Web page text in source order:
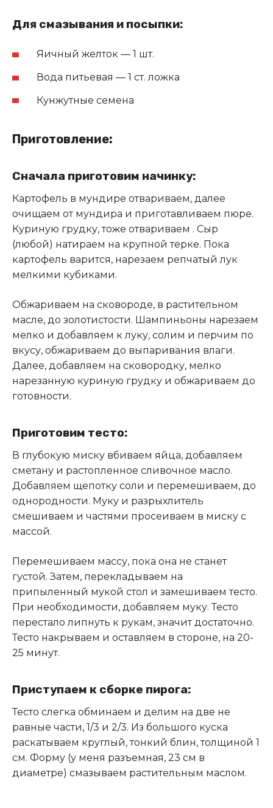
Для смазывания и посыпки:
Яичный желток — 1 шт.
Вода питьевая — 1 ст. ложка
Кунжутные семена
Приготовление:
Сначала приготовим начинку:
Картофель в мундире отвариваем, далее
очищаем от мундира и приготавливаем пюре.
Куриную грудку, тоже отвариваем . Сыр
(любой) натираем на крупной терке. Пока
картофель варится, нарезаем репчатый лук
мелкими кубиками.
Обжариваем на сковороде, в растительном
масле, до золотистости. Шампиньоны нарезаем
мелко и добавляем к луку, солим и перчим по
вкусу, обжариваем до выпаривания влаги.
Далее, добавляем на сковородку, мелко
нарезанную куриную грудку и обжариваем до
готовности.
Приготовим тесто:
В глубокую миску вбиваем яйца, добавляем
сметану и растопленное сливочное масло.
Добавляем щепотку соли и перемешиваем, до
однородности. Муку и разрыхлитель
смешиваем и частями просеиваем в миску с
массой.
Перемешиваем массу, пока она не станет
густой. Затем, перекладываем на
припыленный мукой стол и замешиваем тесто.
При необходимости, добавляем муку. Тесто
перестало липнуть к рукам, значит достаточно.
Тесто накрываем и оставляем в стороне, на 20-
25 минут.
Приступаем к сборке пирога:
Тесто слегка обминаем и делим на две не
равные части, 1/3 и 2/3. Из большого куска
раскатываем круглый, тонкий блин, толщиной 1
см. Форму (у меня разъемная, 23 см в
диаметре) смазываем растительным маслом.